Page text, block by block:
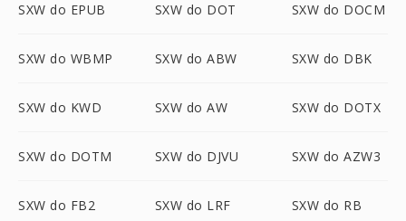
SXW do EPUB SXW do DOT SXW do DOCM
SXW do WBMP SXW do ABW SXW do DBK
SXW do KWD SXW do AW SXW do DOTX
SXW do DOTM SXW do DJVU SXW do AZW3
SXW do FB2 SXW do LRF SXW do RB